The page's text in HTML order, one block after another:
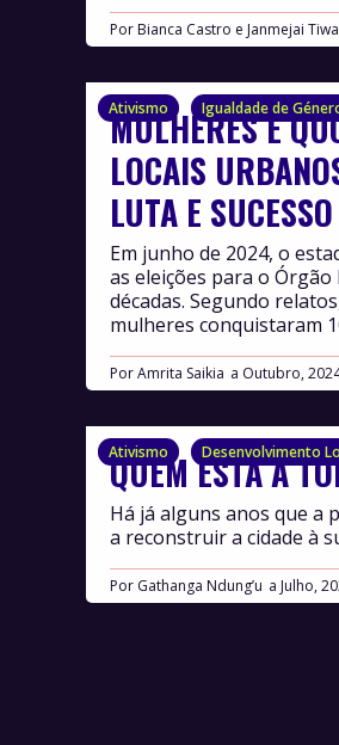
Por Bianca Castro e Janmejai
Ativismo Igualdade de
MULHERES E
LOCAIS
LUTA E SUCESSO
PorAmrita Saikia Outubro,
Em junho de 2024, o
as eleições para o
décadas. Segundo
mulheres conquistaram
Ativismo Desenvolvimento
QUEM ESTÁ A
Por Gathanga Ndung’u Julho,
Há já alguns anos que a
a reconstruir a cidade à